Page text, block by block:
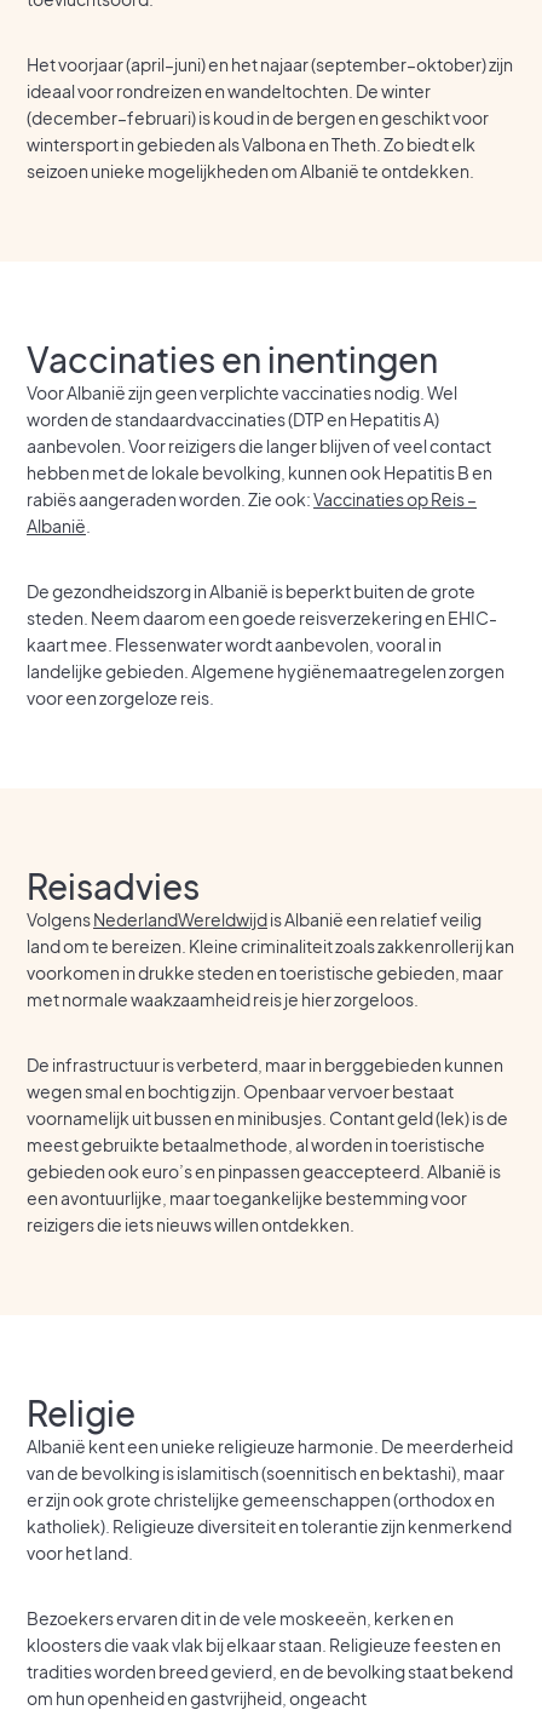
Het voorjaar (april–juni) en het najaar (september–oktober) zijn
ideaal voor rondreizen en wandeltochten. De winter
(december–februari) is koud in de bergen en geschikt voor
wintersport in gebieden als Valbona en Theth. Zo biedt elk
seizoen unieke mogelijkheden om Albanië te ontdekken.
Vaccinaties en inentingen
Voor Albanië zijn geen verplichte vaccinaties nodig. Wel
worden de standaardvaccinaties (DTP en Hepatitis A)
aanbevolen. Voor reizigers die langer blijven of veel contact
hebben met de lokale bevolking, kunnen ook Hepatitis B en
rabiës aangeraden worden. Zie ook:Vaccinaties op Reis –
Albanië
De gezondheidszorg in Albanië is beperkt buiten de grote
steden. Neem daarom een goede reisverzekering en EHIC-
kaart mee. Flessenwater wordt aanbevolen, vooral in
landelijke gebieden. Algemene hygiënemaatregelen zorgen
voor een zorgeloze reis.
Reisadvies
VolgensNederlandWereldwijdis Albanië een relatief veilig
land om te bereizen. Kleine criminaliteit zoals zakkenrollerij kan
voorkomen in drukke steden en toeristische gebieden, maar
met normale waakzaamheid reis je hier zorgeloos.
De infrastructuur is verbeterd, maar in berggebieden kunnen
wegen smal en bochtig zijn. Openbaar vervoer bestaat
voornamelijk uit bussen en minibusjes. Contant geld (lek) is de
meest gebruikte betaalmethode, al worden in toeristische
gebieden ook euro’s en pinpassen geaccepteerd. Albanië is
een avontuurlijke, maar toegankelijke bestemming voor
reizigers die iets nieuws willen ontdekken.
Religie
Albanië kent een unieke religieuze harmonie. De meerderheid
van de bevolking is islamitisch (soennitisch en bektashi), maar
er zijn ook grote christelijke gemeenschappen (orthodox en
katholiek). Religieuze diversiteit en tolerantie zijn kenmerkend
voor het land.
Bezoekers ervaren dit in de vele moskeeën, kerken en
kloosters die vaak vlak bij elkaar staan. Religieuze feesten en
tradities worden breed gevierd, en de bevolking staat bekend
om hun openheid en gastvrijheid, ongeacht